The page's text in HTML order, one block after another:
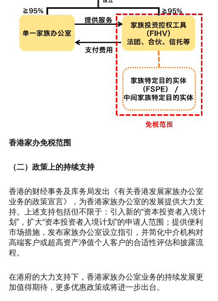
香港家办免税范围
（二）政策上的持续支持
香港的财经事务及库务局发出《有关香港发展家族办公室
业务的政策宣言》，为香港家族办公室的发展提供大力支
持。上述支持包括但不限于：引入新的“资本投资者入境计
划”，扩大“资本投资者入境计划”的申请人范围；提供便利
市场措施，发布家族办公室设立指引，并简化中介机构对
高端客户或超高资产净值个人客户的合适性评估和披露流
程。
在港府的大力支持下，香港家族办公室业务的持续发展更
加值得期待，更多优惠政策或将进一步出台。